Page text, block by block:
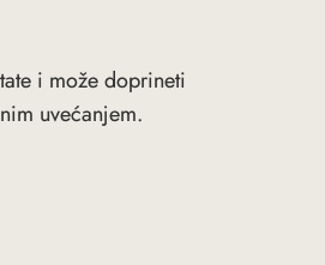
i može doprineti
uvećanjem.